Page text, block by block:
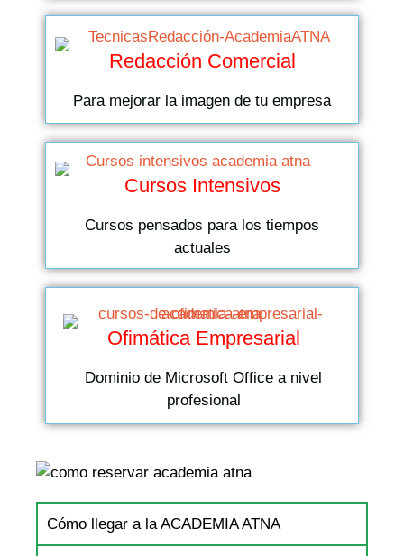
Redacción Comercial
Para mejorar la imagen de tu empresa
Cursos Intensivos
Cursos pensados para los tiempos
actuales
Ofimática Empresarial
Dominio de Microsoft Office a nivel
profesional
Cómo llegar a la ACADEMIA ATNA